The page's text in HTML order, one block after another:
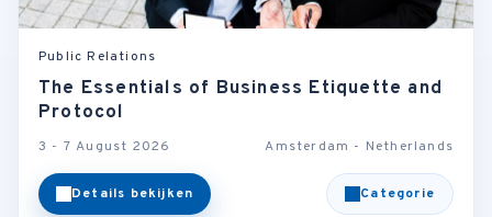
Public Relations
The Essentials of Business Etiquette and
Protocol
3 - 7 August 2026 Amsterdam - Netherlands
Details bekijken Categorie